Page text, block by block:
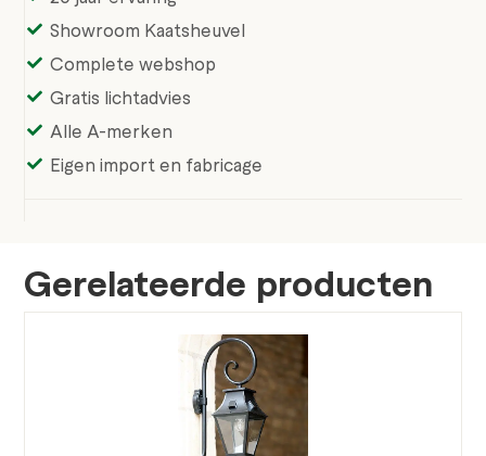
Showroom Kaatsheuvel
Complete webshop
Gratis lichtadvies
Alle A-merken
Eigen import en fabricage
Gerelateerde producten